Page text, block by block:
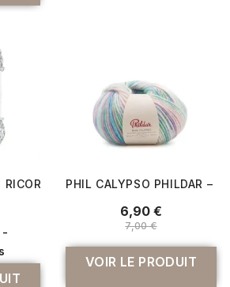
RICORUMI LAMÉ DK 10 GR - RICO
-
PHIL CALYPSO PHILDAR –
6,90 €
7,00 €
VOIR LE PRODUIT